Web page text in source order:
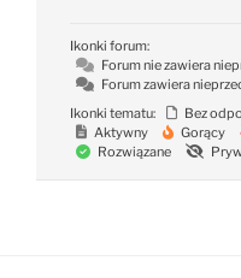
Ikonki forum:
Forum nie zawiera
Forum zawiera
Ikonki tematu:
Bez
Aktywny
Gorący
Rozwiązane